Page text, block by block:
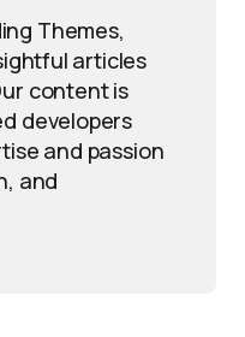
Themes,
articles
content is
developers
and passion
and